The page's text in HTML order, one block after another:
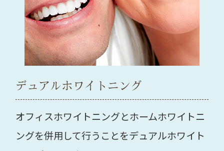
デュアルホワイトニング
オフィスホワイトニングとホームホワイトニ
ングを併用して行うことをデュアルホワイト